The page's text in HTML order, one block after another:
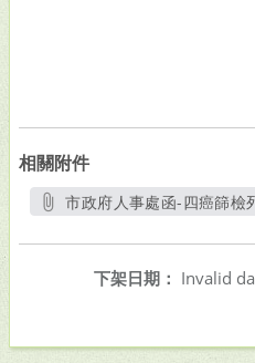
相關附件
市政府人事處函-四癌篩
下架日期： Invalid